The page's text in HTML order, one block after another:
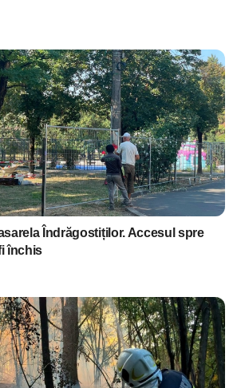
Îndrăgostiților. Accesul spre
închis